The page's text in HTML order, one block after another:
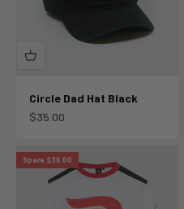
Circle Dad Hat Black
Angebot
$35.00
Spare $36.00